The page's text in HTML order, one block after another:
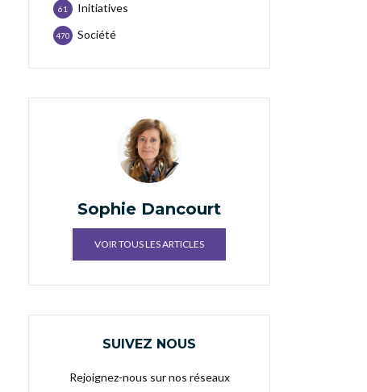
Initiatives
61
Société
470
Sophie Dancourt
VOIR TOUS LES ARTICLES
SUIVEZ NOUS
Rejoignez-nous sur nos réseaux